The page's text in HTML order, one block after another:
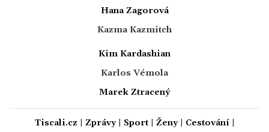
Hana Zagorová
Kazma Kazmitch
Kim Kardashian
Karlos Vémola
Marek Ztracený
Tiscali.cz Zprávy| Sport| Ženy| Cestování|